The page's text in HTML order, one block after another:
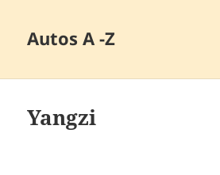
Autos A -Z
Yangzi